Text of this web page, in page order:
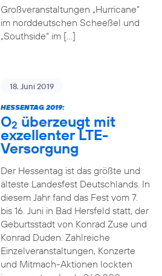
Großveranstaltungen „Hurricane“
im norddeutschen Scheeßel und
„Southside“ im […]
18. Juni 2019
HESSENTAG 2019:
O2 überzeugt mit
exzellenter LTE-
Versorgung
Der Hessentag ist das größte und
älteste Landesfest Deutschlands. In
diesem Jahr fand das Fest vom 7.
bis 16. Juni in Bad Hersfeld statt, der
Geburtsstadt von Konrad Zuse und
Konrad Duden. Zahlreiche
Einzelveranstaltungen, Konzerte
und Mitmach-Aktionen lockten